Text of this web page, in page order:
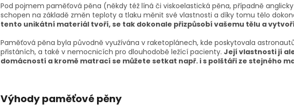
Pod pojmem paměťová pěna (někdy též líná či viskoelastická pěna, případně
schopen na základě změn teploty a tlaku měnit své vlastnosti a díky tomu tělo
tento unikátní materiál tvoří, se tak dokonale přizpůsobí vašemu tělu a
Paměťová pěna byla původně využívána v raketoplánech, kde poskytovala
přistáních, a také v nemocnicích pro dlouhodobě ležící pacienty. Její vlastnosti jí
domácností a kromě matrací se můžete setkat např. i s polštáři ze stejného
Výhody paměťové pěny